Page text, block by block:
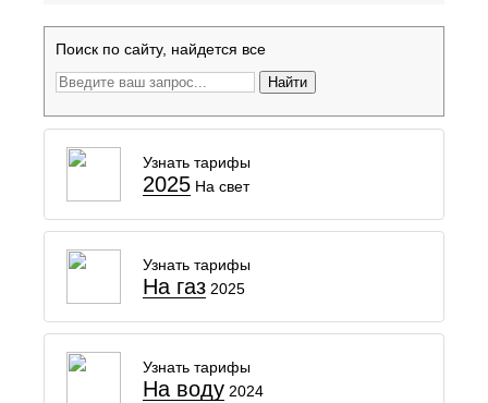
Поиск по сайту, найдется все
Найти
Узнать тарифы
2025 На свет
Узнать тарифы
На газ 2025
Узнать тарифы
На воду 2024